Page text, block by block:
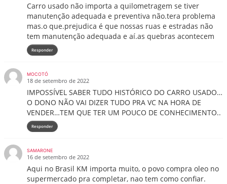
Carro usado não importa a quilometragem se tiver
manutenção adequada e preventiva não.tera problema
mas.o que.prejudica é que nossas ruas e estradas não
tem manutenção adequada e aí.as quebras acontecem
Responder
MOCOTÓ
18 de setembro de 2022
IMPOSSÍVEL SABER TUDO HISTÓRICO DO CARRO USADO…
O DONO NÃO VAI DIZER TUDO PRA VC NA HORA DE
VENDER…TEM QUE TER UM POUCO DE CONHECIMENTO..
Responder
SAMARONE
16 de setembro de 2022
Aqui no Brasil KM importa muito, o povo compra oleo no
supermercado pra completar, nao tem como confiar.